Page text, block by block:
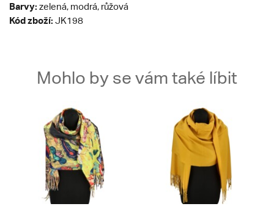
Barvy: zelená, modrá, růžová
Kód zboží: JK198
Mohlo by se vám také líbit